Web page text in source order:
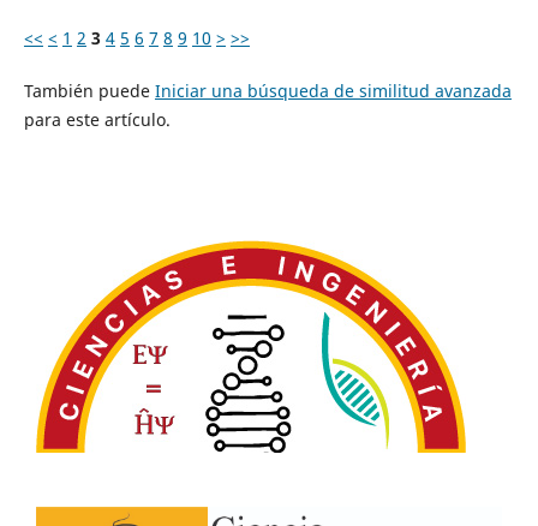
<< < 1 2 3 4 5 6 7 8 9 10 > >>
También puede Iniciar una búsqueda de similitud avanzada
para este artículo.